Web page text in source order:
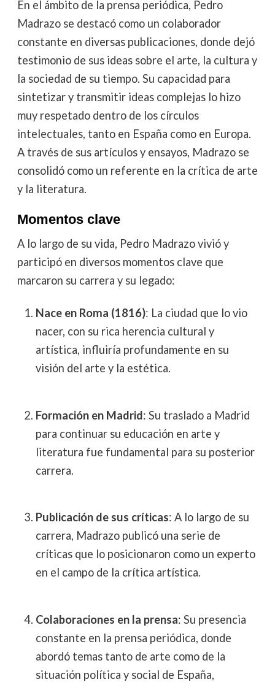
En el ámbito de la prensa periódica, Pedro
Madrazo se destacó como un colaborador
constante en diversas publicaciones, donde dejó
testimonio de sus ideas sobre el arte, la cultura y
la sociedad de su tiempo. Su capacidad para
sintetizar y transmitir ideas complejas lo hizo
muy respetado dentro de los círculos
intelectuales, tanto en España como en Europa.
A través de sus artículos y ensayos, Madrazo se
consolidó como un referente en la crítica de arte
y la literatura.
Momentos clave
A lo largo de su vida, Pedro Madrazo vivió y
participó en diversos momentos clave que
marcaron su carrera y su legado:
Nace en Roma (1816): La ciudad que lo vio
nacer, con su rica herencia cultural y
artística, influiría profundamente en su
visión del arte y la estética.
Formación en Madrid: Su traslado a Madrid
para continuar su educación en arte y
literatura fue fundamental para su posterior
carrera.
Publicación de sus críticas: A lo largo de su
carrera, Madrazo publicó una serie de
críticas que lo posicionaron como un experto
en el campo de la crítica artística.
Colaboraciones en la prensa: Su presencia
constante en la prensa periódica, donde
abordó temas tanto de arte como de la
situación política y social de España,